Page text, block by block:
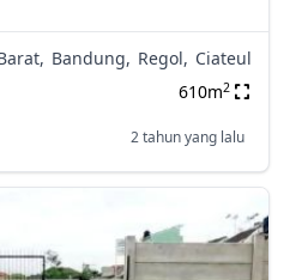
Bandung, Regol, Ciateul
610m2
2 tahun yang lalu